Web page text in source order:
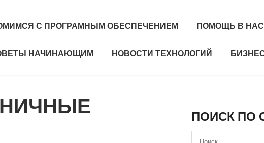
С ПРОГРАМНЫМ ОБЕСПЕЧЕНИЕМ ПОМОЩЬ В
НАЧИНАЮЩИМ НОВОСТИ ТЕХНОЛОГИЙ
ПОИСК ПО